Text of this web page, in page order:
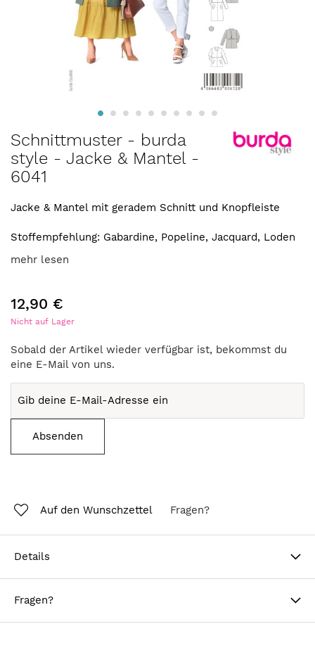
Anfang
der
Bildergalerie
Schnittmuster - burda
style - Jacke & Mantel -
6041
Jacke & Mantel mit geradem Schnitt und Knopfleiste
Stoffempfehlung: Gabardine, Popeline, Jacquard, Loden
mehr lesen
12,90 €
Nicht auf Lager
Sobald der Artikel wieder verfügbar ist, bekommst du
eine E-Mail von uns.
Absenden
Auf den Wunschzettel Fragen?
Details
Fragen?